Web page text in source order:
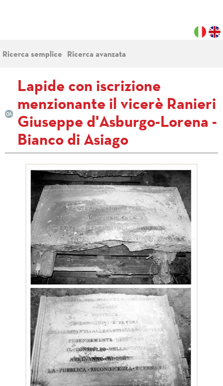
Ricerca semplice Ricerca avanzata
Lapide con iscrizione
menzionante il vicerè Ranieri
Giuseppe d'Asburgo-Lorena -
Bianco di Asiago